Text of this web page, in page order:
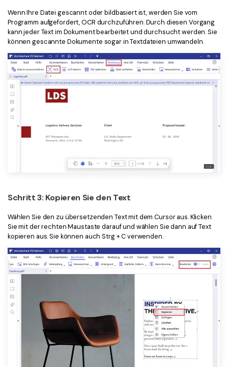
Wenn Ihre Datei gescannt oder bildbasiert ist, werden Sie vom
Programm aufgefordert, OCR durchzuführen. Durch diesen Vorgang
kann jeder Text im Dokument bearbeitet und durchsucht werden. Sie
können gescannte Dokumente sogar in Textdateien umwandeln.
Schritt 3: Kopieren Sie den Text
Wählen Sie den zu übersetzenden Text mit dem Cursor aus. Klicken
Sie mit der rechten Maustaste darauf und wählen Sie dann auf Text
kopieren aus. Sie können auch Strg + C verwenden.